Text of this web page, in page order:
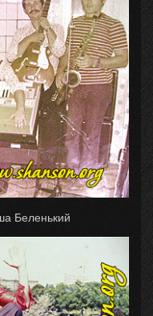
Беленький